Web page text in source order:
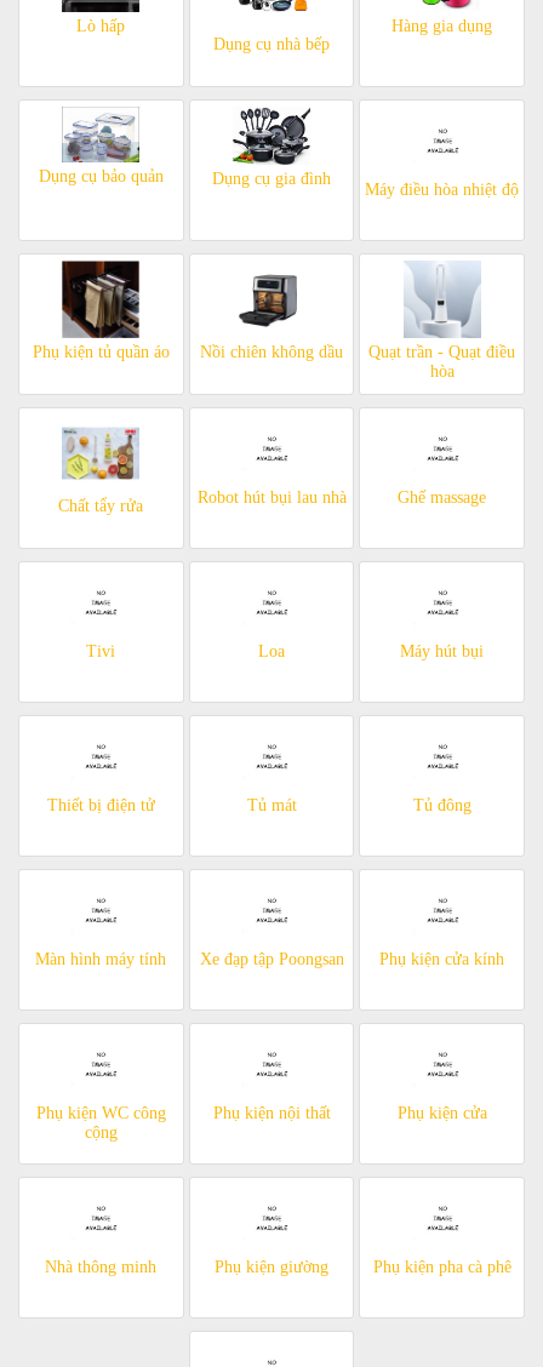
Lò hấp
Dụng cụ nhà bếp
Hàng gia dụng
Dụng cụ bảo quản Dụng cụ gia đình
Máy điều hòa nhiệt độ
Phụ kiện tủ quần áo Nồi chiên không dầu
Quạt trần - Quạt điều
hòa
Chất tẩy rửa Robot hút bụi lau nhà Ghế massage
Tivi Loa Máy hút bụi
Thiết bị điện tử Tủ mát Tủ đông
Màn hình máy tính Xe đạp tập Poongsan Phụ kiện cửa kính
Phụ kiện WC công
cộng
Phụ kiện nội thất Phụ kiện cửa
Nhà thông minh Phụ kiện giường Phụ kiện pha cà phê